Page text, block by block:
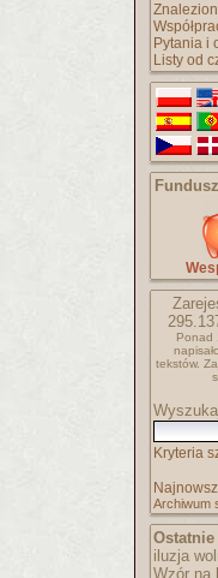
Pytania i
Listy od
Ponad
napisało
tekstów.
Kryteria
Archiwum
iluzja
Wzór na